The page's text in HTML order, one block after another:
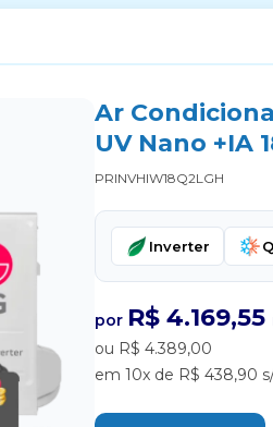
Ar
UV Nano +IA
PRINVHIW18Q2LGH
Inverter
por R$ 4.169,55
ou R$ 4.389,00
em 10x de R$ 438,90